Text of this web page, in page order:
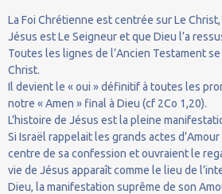
La Foi Chrétienne est centrée sur Le
Jésus est Le Seigneur et que Dieu l’a
Toutes les lignes de l’Ancien Testament
Christ.
Il devient le « oui » définitif à toutes les
notre « Amen » final à Dieu (cf 2Co 1,20).
L’histoire de Jésus est la pleine
Si Israël rappelait les grands actes
centre de sa confession et ouvraient le
vie de Jésus apparaît comme le lieu de
Dieu, la manifestation suprême de son